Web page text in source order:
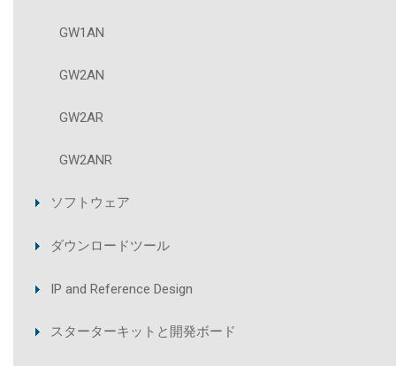
GW1AN
GW2AN
GW2AR
GW2ANR
ソフトウェア
ダウンロードツール
IP and Reference Design
スターターキットと開発ボード